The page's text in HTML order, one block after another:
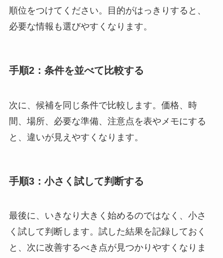
順位をつけてください。目的がはっきりすると、
必要な情報も選びやすくなります。
手順2：条件を並べて比較する
次に、候補を同じ条件で比較します。価格、時
間、場所、必要な準備、注意点を表やメモにする
と、違いが見えやすくなります。
手順3：小さく試して判断する
最後に、いきなり大きく始めるのではなく、小さ
く試して判断します。試した結果を記録しておく
と、次に改善するべき点が見つかりやすくなりま